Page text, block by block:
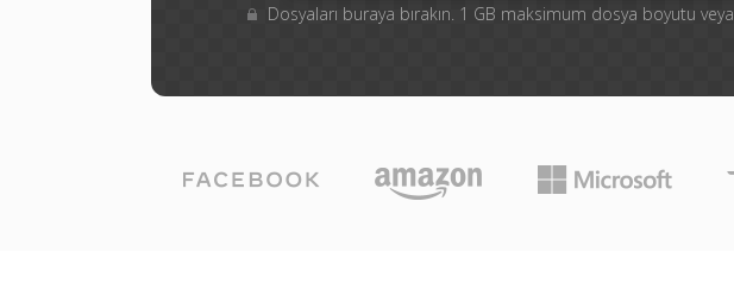
Dosyaları buraya bırakın. 1 GB maksimum dosya boyutu veya